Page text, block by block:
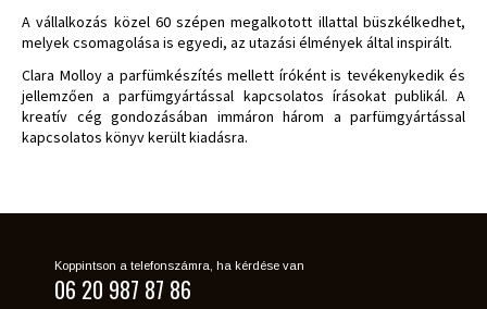
A vállalkozás közel 60 szépen megalkotott illattal büszkélkedhet,
melyek csomagolása is egyedi, az utazási élmények által inspirált.
Clara Molloy a parfümkészítés mellett íróként is tevékenykedik és
jellemzően a parfümgyártással kapcsolatos írásokat publikál. A
kreatív cég gondozásában immáron három a parfümgyártással
kapcsolatos könyv került kiadásra.
Koppintson a telefonszámra, ha kérdése van
06 20 987 87 86